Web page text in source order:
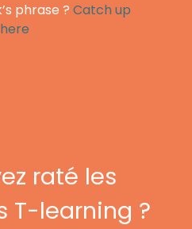
phrase ? Catch up
here
raté les
T-learning ?